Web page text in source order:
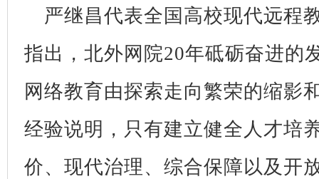
严继昌代表全国高校现代远程
指出，北外网院20年砥砺奋进的
网络教育由探索走向繁荣的缩影
经验说明，只有建立健全人才培
价、现代治理、综合保障以及开